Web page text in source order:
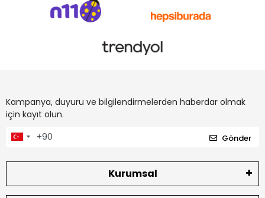
Kampanya, duyuru ve bilgilendirmelerden haberdar olmak
için kayıt olun.
Gönder
Kurumsal